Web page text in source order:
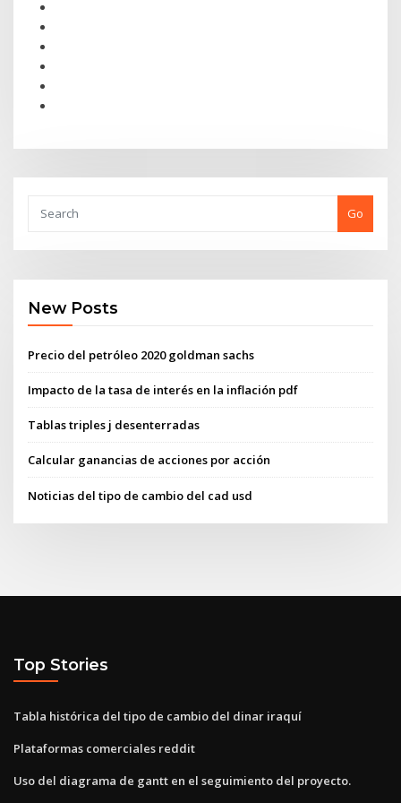
Go
New Posts
Precio del petróleo 2020 goldman sachs
Impacto de la tasa de interés en la inflación pdf
Tablas triples j desenterradas
Calcular ganancias de acciones por acción
Noticias del tipo de cambio del cad usd
Top Stories
Tabla histórica del tipo de cambio del dinar iraquí
Plataformas comerciales reddit
Uso del diagrama de gantt en el seguimiento del proyecto.